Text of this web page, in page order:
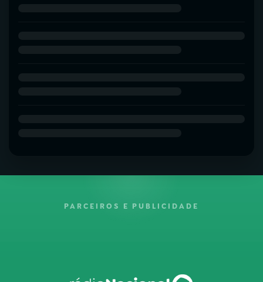
PARCEIROS E PUBLICIDADE